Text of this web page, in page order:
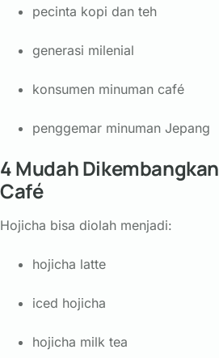
pecinta kopi dan teh
generasi milenial
konsumen minuman café
penggemar minuman Jepang
4MudahDikembangkan
Café
Hojicha bisa diolah menjadi:
hojicha latte
iced hojicha
hojicha milk tea